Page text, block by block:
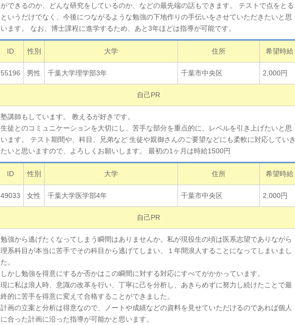
ができるのか、どんな研究をしているのか、などの最先端の話もできます。 テストで点をとる
というだけでなく、今後につながるような勉強の下地作りの手伝いをさせていただきたいと思
います。 なお、博士課程に進学するため、あと3年ほどは指導が可能です。
ID 性別 大学 住所 希望時給
55196 男性 千葉大学理学部3年 千葉市中央区 2,000円
自己PR
塾講師もしています。 教えるが好きです。
生徒とのコミュニケーションを大切にし、苦手な部分を重点的に、レベルを引き上げたいと思
います。 テスト期間や、科目、兄弟など 生徒や親御さんのご要望などにも柔軟に対応していき
たいと思いますので、よろしくお願いします。 最初の1ヶ月は時給1500円
ID 性別 大学 住所 希望時給
49033 女性 千葉大学医学部4年 千葉市中央区 2,000円
自己PR
勉強から逃げたくなってしまう瞬間はありませんか。私が現役生の頃は医系志望でありながら
理系科目が本当に苦手でその科目から逃げてしまい、１年間浪人することになってしまいまし
た。
しかし勉強を得意にするか否かはこの瞬間に対する対応にすべてがかかっています。
現に私は浪人時、意識の改革を行い、丁寧に己を分析し、あきらめずに努力し続けたことで最
終的に苦手を得意に変えて合格することができました。
計画の立案と分析は得意なので、ノートや成績などの資料を見せていただけるのであれば個人
に合った計画に沿った指導が可能かと思います。